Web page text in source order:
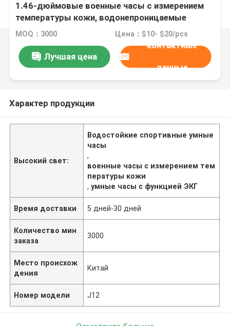
1.46-дюймовые военные часы с измерением
температуры кожи, водонепроницаемые
спортивные часы, настраиваемые Btalk 2 Lite,
смарт-часы с функцией вызова J12, функция
ЭКГ, напоминание о расписании, эмоциональное
состояние, интеллектуальное управление,
MOQ：3000 Цена：$10- $20/pcs
Лучшая цена
контактные
данные
Характер продукции
Высокий свет:
Водостойкие спортивные умные
часы
,
военные часы с измерением тем
пературы кожи
,умные часы с функцией ЭКГ
Время доставки 5 дней-30 дней
Количество мин
заказа
3000
Место происхож
дения
Китай
Номер модели J12